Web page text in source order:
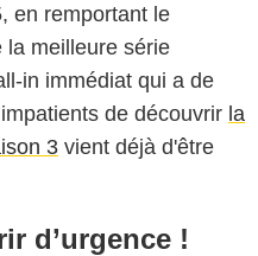
en remportant le
la meilleure série
in immédiat qui a de
de découvrir la
3 vient déjà d'être
d’urgence !